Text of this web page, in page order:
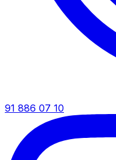
91 886 07 10